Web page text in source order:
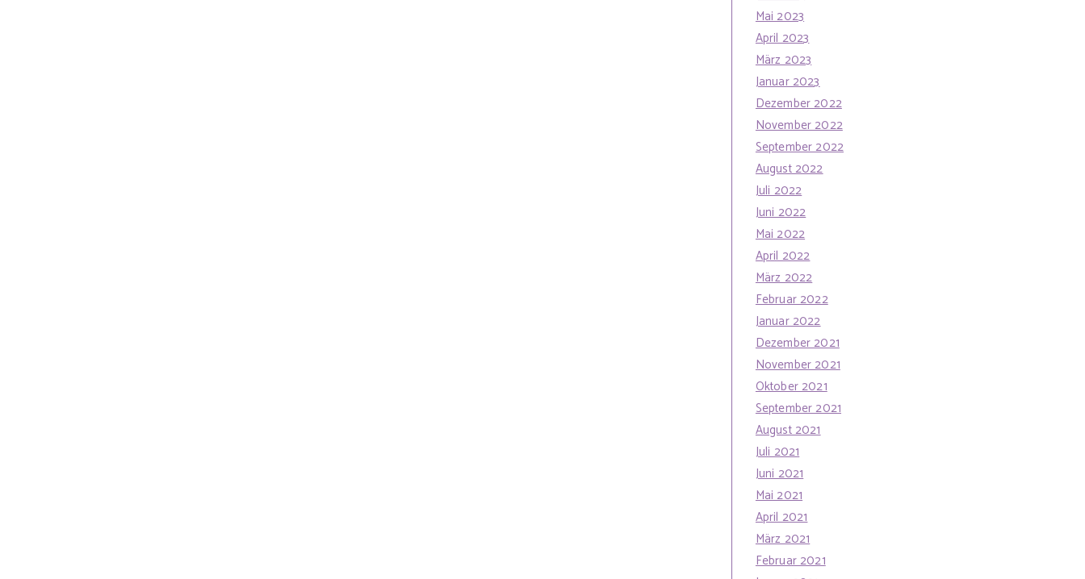
Mai 2023
April 2023
März 2023
Januar 2023
Dezember 2022
November 2022
September 2022
August 2022
Juli 2022
Juni 2022
Mai 2022
April 2022
März 2022
Februar 2022
Januar 2022
Dezember 2021
November 2021
Oktober 2021
September 2021
August 2021
Juli 2021
Juni 2021
Mai 2021
April 2021
März 2021
Februar 2021